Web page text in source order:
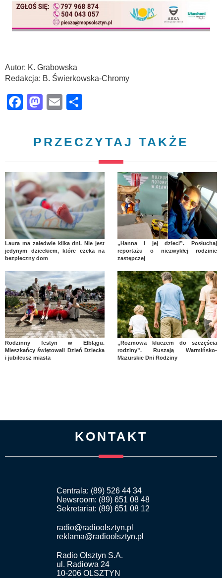
Autor: K. Grabowska
Redakcja: B. Świerkowska-Chromy
Facebook
Mastodon
Email
PRZECZYTAJ TAKŻE
Laura ma zaledwie kilka dni. Nie jest
jedynym dzieckiem, które czeka na
bezpieczny dom
„Hanna i jej dzieci”. Posłuchaj
reportażu o niezwykłej rodzinie
zastępczej
Rodzinny festyn w Elblągu.
Mieszkańcy świętowali Dzień Dziecka
i jubileusz miasta
„Rozmowa kluczem do szczęścia
rodziny”. Ruszają Warmińsko-
Mazurskie Dni Rodziny
KONTAKT
Centrala: (89) 526 44 34
Newsroom: (89) 651 08 48
Sekretariat: (89) 651 08 12
radio@radioolsztyn.pl
reklama@radioolsztyn.pl
Radio Olsztyn S.A.
ul. Radiowa 24
10-206 OLSZTYN